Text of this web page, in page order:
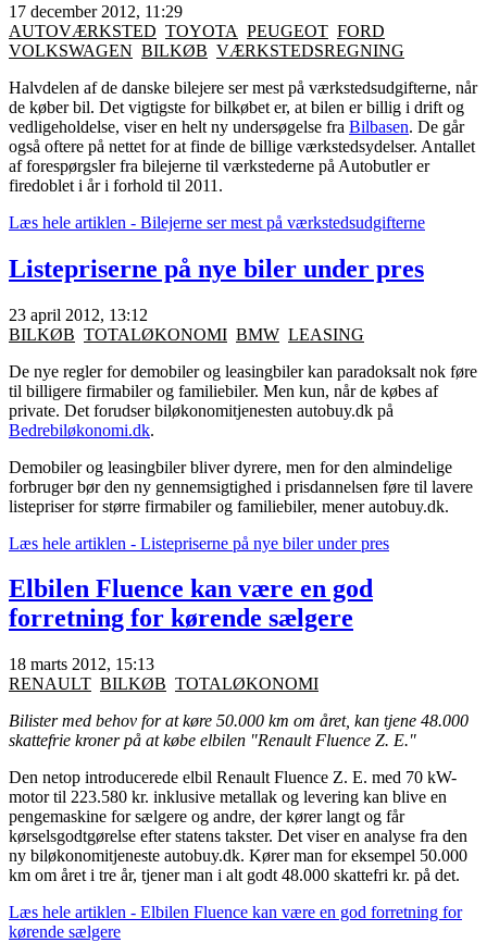
17 december 2012, 11:29
AUTOVÆRKSTED TOYOTA PEUGEOT FORD
VOLKSWAGEN BILKØB VÆRKSTEDSREGNING
Halvdelen af de danske bilejere ser mest på værkstedsudgifterne, når
de køber bil. Det vigtigste for bilkøbet er, at bilen er billig i drift og
vedligeholdelse, viser en helt ny undersøgelse fra Bilbasen. De går
også oftere på nettet for at finde de billige værkstedsydelser. Antallet
af forespørgsler fra bilejerne til værkstederne på Autobutler er
firedoblet i år i forhold til 2011.
Læs hele artiklen - Bilejerne ser mest på værkstedsudgifterne
Listepriserne på nye biler under pres
23 april 2012, 13:12
BILKØB TOTALØKONOMI BMW LEASING
De nye regler for demobiler og leasingbiler kan paradoksalt nok føre
til billigere firmabiler og familiebiler. Men kun, når de købes af
private. Det forudser biløkonomitjenesten autobuy.dk på
Bedrebiløkonomi.dk.
Demobiler og leasingbiler bliver dyrere, men for den almindelige
forbruger bør den ny gennemsigtighed i prisdannelsen føre til lavere
listepriser for større firmabiler og familiebiler, mener autobuy.dk.
Læs hele artiklen - Listepriserne på nye biler under pres
Elbilen Fluence kan være en god
forretning for kørende sælgere
18 marts 2012, 15:13
RENAULT BILKØB TOTALØKONOMI
Bilister med behov for at køre 50.000 km om året, kan tjene 48.000
skattefrie kroner på at købe elbilen "Renault Fluence Z. E."
Den netop introducerede elbil Renault Fluence Z. E. med 70 kW-
motor til 223.580 kr. inklusive metallak og levering kan blive en
pengemaskine for sælgere og andre, der kører langt og får
kørselsgodtgørelse efter statens takster. Det viser en analyse fra den
ny biløkonomitjeneste autobuy.dk. Kører man for eksempel 50.000
km om året i tre år, tjener man i alt godt 48.000 skattefri kr. på det.
Læs hele artiklen - Elbilen Fluence kan være en god forretning for
kørende sælgere